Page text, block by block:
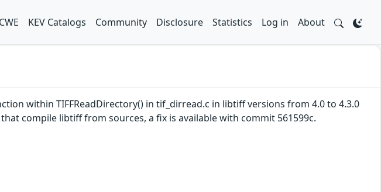
CWE KEV Catalogs Community Disclosure Statistics Log in About
within TIFFReadDirectory() in tif_dirread.c in libtiff versions from 4.0 to 4.3.0
compile libtiff from sources, a fix is available with commit 561599c.